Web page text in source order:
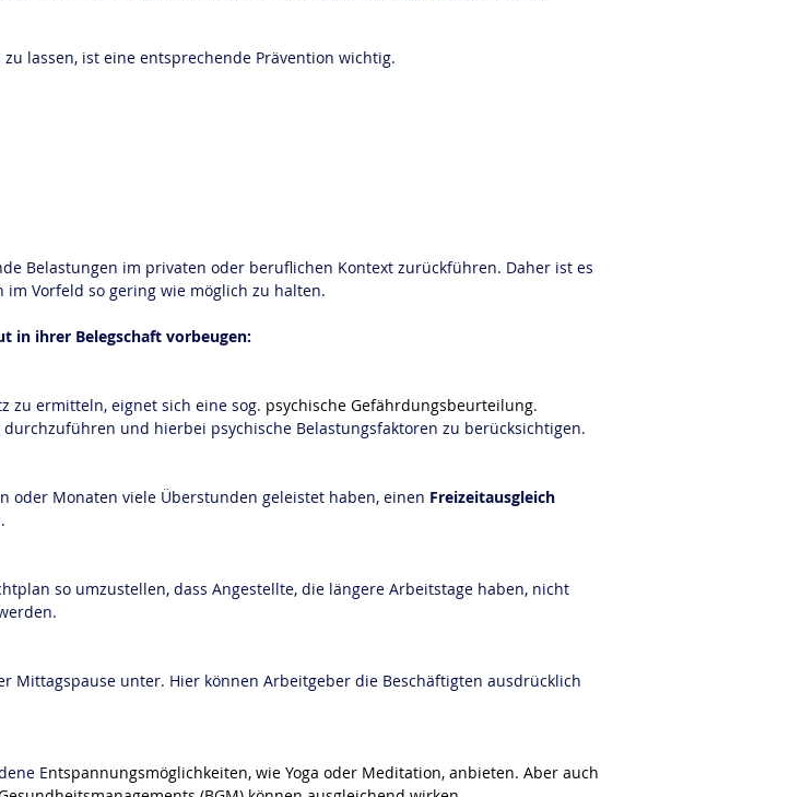
lassen, ist eine entsprechende Prävention wichtig.
Belastungen im privaten oder beruflichen Kontext zurückführen. Daher ist es
Vorfeld so gering wie möglich zu halten.
in ihrer Belegschaft vorbeugen:
zu ermitteln, eignet sich eine sog. psychische Gefährdungsbeurteilung.
und hierbei psychische Belastungsfaktoren zu berücksichtigen.
oder Monaten viele Überstunden geleistet haben, einen Freizeitausgleich
so umzustellen, dass Angestellte, die längere Arbeitstage haben, nicht
Mittagspause unter. Hier können Arbeitgeber die Beschäftigten ausdrücklich
Entspannungsmöglichkeiten, wie Yoga oder Meditation, anbieten. Aber auch